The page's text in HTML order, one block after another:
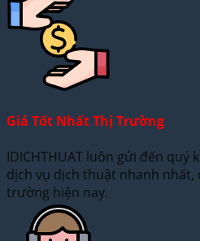
Giá Tốt Nhất Thị Trường
IDICHTHUAT luôn gửi đến quý
dịch vụ dịch thuật nhanh
trường hiện nay.